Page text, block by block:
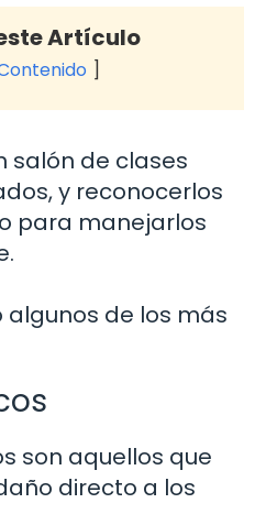
Artículo
salón de clases
y reconocerlos
para manejarlos
de los más
son aquellos que
directo a los